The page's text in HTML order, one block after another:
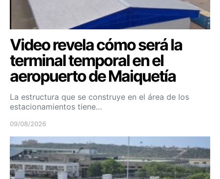
Video revela cómo será la
terminal temporal en el
aeropuerto de Maiquetía
La estructura que se construye en el área de los
estacionamientos tiene…
09/08/2026